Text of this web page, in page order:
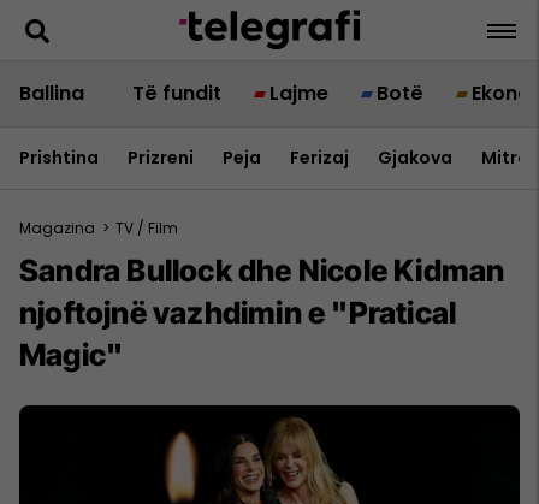
Ballina Të fundit Lajme Botë
Prishtina Prizreni Peja Ferizaj Gjakova
Magazina > TV / Film
Sandra Bullock dhe Nicole Kidman
njoftojnë vazhdimin e "Pratical
Magic"